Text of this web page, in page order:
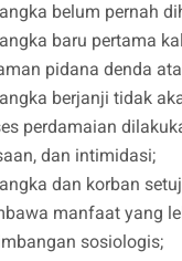
belum pernah
baru pertama
pidana denda
berjanji tidak
perdamaian
dan intimidasi;
dan korban
manfaat yang
sosiologis;